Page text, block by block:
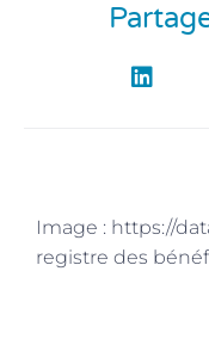
Image : https://
registre des